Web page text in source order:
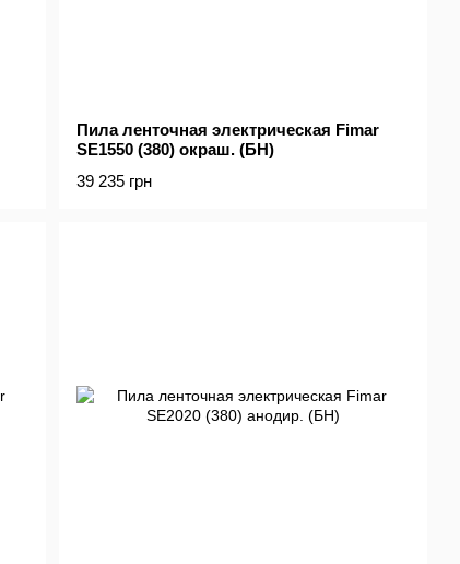
Пила ленточная электрическая Fimar
SE1550 (380) окраш. (БН)
39 235 грн